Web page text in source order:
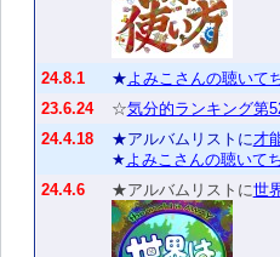
24.8.1 ★よみこさんの聴いて
23.6.24
☆気分的ランキング第
24.4.18
★アルバムリストに才
★よみこさんの聴いて
24.4.6
★アルバムリストに世